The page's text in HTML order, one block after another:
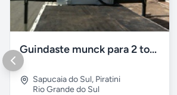
Guindaste munck para 2 toneladas
Sapucaia do Sul, Piratini
Rio Grande do Sul